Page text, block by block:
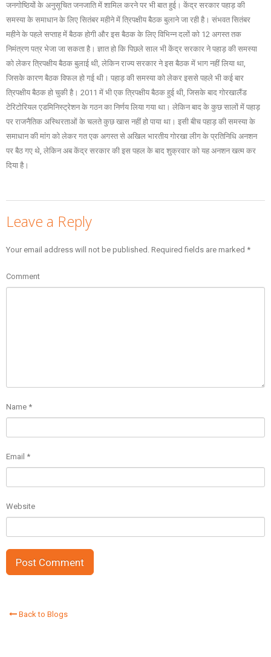
जनगोष्ठियों के अनुसूचित जनजाति में शामिल करने पर भी बात हुई। केंद्र सरकार पहाड़ की
समस्या के समाधान के लिए सितंबर महीने में त्रिपक्षीय बैठक बुलाने जा रही है। संभवत सितंबर
महीने के पहले सप्ताह में बैठक होगी और इस बैठक के लिए विभिन्न दलों को 12 अगस्त तक
निमंत्रण पत्र भेजा जा सकता है। ज्ञात हो कि पिछले साल भी केंद्र सरकार ने पहाड़ की समस्या
को लेकर त्रिपक्षीय बैठक बुलाई थी, लेकिन राज्य सरकार ने इस बैठक में भाग नहीं लिया था,
जिसके कारण बैठक विफल हो गई थी। पहाड़ की समस्या को लेकर इससे पहले भी कई बार
त्रिपक्षीय बैठक हो चुकी है। 2011 में भी एक त्रिपक्षीय बैठक हुई थी, जिसके बाद गोरखालैंड
टेरिटोरियल एडमिनिस्ट्रेशन के गठन का निर्णय लिया गया था। लेकिन बाद के कुछ सालों में पहाड़
पर राजनैतिक अस्थिरताओं के चलते कुछ खास नहीं हो पाया था। इसी बीच पहाड़ की समस्या के
समाधान की मांग को लेकर गत एक अगस्त से अखिल भारतीय गोरखा लीग के प्रतिनिधि अनशन
पर बैठ गए थे, लेकिन अब केंद्र सरकार की इस पहल के बाद शुक्रवार को यह अनशन खत्म कर
दिया है।
Leave a Reply
Your email address will not be published. Required fields are marked *
Comment
Name *
Email *
Website
Back to Blogs